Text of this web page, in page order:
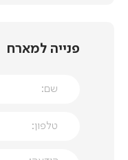
פנייה למארח